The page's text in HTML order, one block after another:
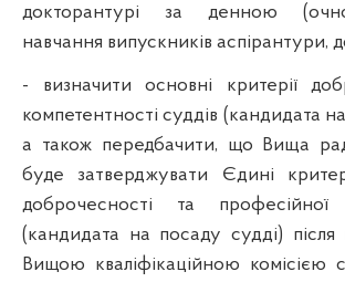
докторантурі за денною
навчання випускників аспірантури,
- визначити основні критерії
компетентності суддів (кандидата
а також передбачити, що Вища
буде затверджувати Єдині
доброчесності та
(кандидата на посаду судді) після
Вищою кваліфікаційною комісією